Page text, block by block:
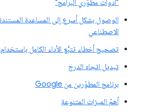
"أدوات مطوّري البرامج"
الوصول بشكل أسرع إلى المساعدة المستندة
الاصطناعي
تصحيح أخطاء تتبُّع الأداء الكامل باستخدام Gemini
تبديل اتجاه الدرج
برنامج المطوّرين من Google
أهمّ الميزات المتنوعة